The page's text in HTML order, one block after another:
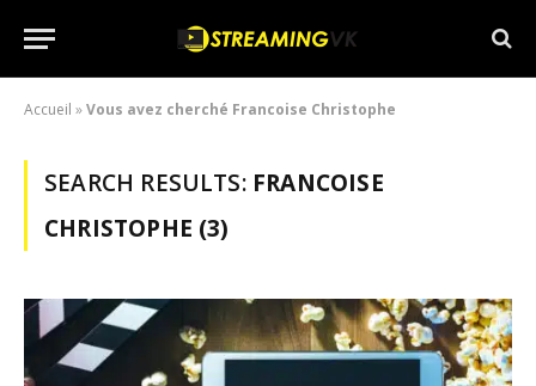
Accueil »Vous avez cherché Francoise Christophe
SEARCH RESULTS: FRANCOISE
CHRISTOPHE (3)